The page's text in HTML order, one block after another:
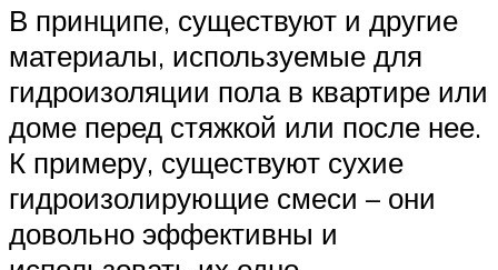
В принципе, существуют и другие
материалы, используемые для
гидроизоляции пола в квартире или
доме перед стяжкой или после нее.
К примеру, существуют сухие
гидроизолирующие смеси – они
довольно эффективны и